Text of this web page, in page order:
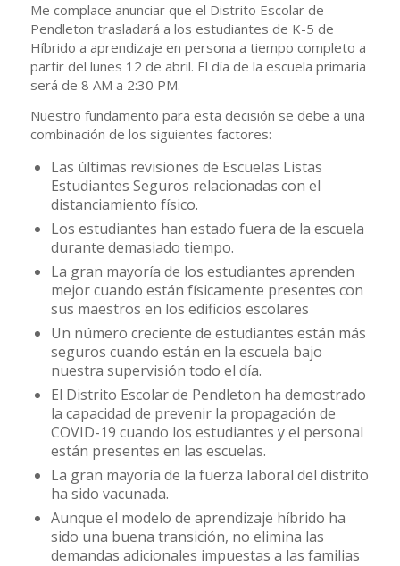
Me complace anunciar que el Distrito Escolar de
Pendleton trasladará a los estudiantes de K-5 de
Híbrido a aprendizaje en persona a tiempo completo a
partir del lunes 12 de abril. El día de la escuela primaria
será de 8 AM a 2:30 PM.
Nuestro fundamento para esta decisión se debe a una
combinación de los siguientes factores:
Las últimas revisiones de Escuelas Listas
Estudiantes Seguros relacionadas con el
distanciamiento físico.
Los estudiantes han estado fuera de la escuela
durante demasiado tiempo.
La gran mayoría de los estudiantes aprenden
mejor cuando están físicamente presentes con
sus maestros en los edificios escolares
Un número creciente de estudiantes están más
seguros cuando están en la escuela bajo
nuestra supervisión todo el día.
El Distrito Escolar de Pendleton ha demostrado
la capacidad de prevenir la propagación de
COVID-19 cuando los estudiantes y el personal
están presentes en las escuelas.
La gran mayoría de la fuerza laboral del distrito
ha sido vacunada.
Aunque el modelo de aprendizaje híbrido ha
sido una buena transición, no elimina las
demandas adicionales impuestas a las familias